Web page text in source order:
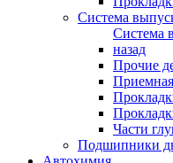
Система
Система
назад
Прочие
Части
Подшипники